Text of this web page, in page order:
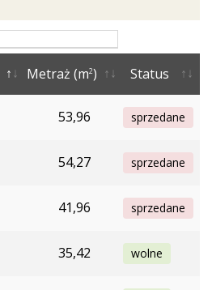
Metraż (m2) Status
53,96 sprzedane
54,27 sprzedane
41,96 sprzedane
35,42 wolne